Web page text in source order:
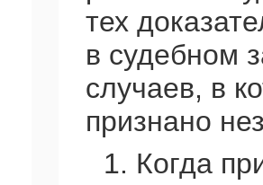
тех
в судебном
случаев, в
признано
1. Когда